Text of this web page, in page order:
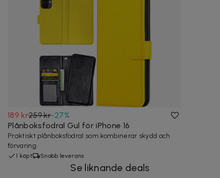
189 kr259 kr-27%
Plånboksfodral Gul för iPhone 16
Praktiskt plånboksfodral som kombinerar skydd och
förvaring.
1 köpt Snabb leverans
Se liknande deals